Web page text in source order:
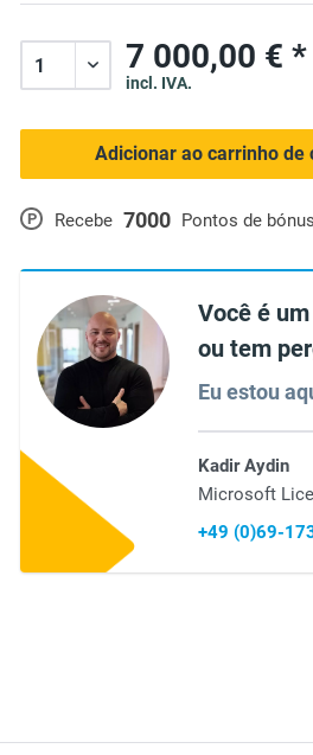
P Recebe 7000 Pontos de bónus
7 000,00 € *
incl. IVA.
Adicionar ao carrinho de
Você é
ou tem
Eu estou
Kadir Aydin
Microsoft
+49 (0)69-